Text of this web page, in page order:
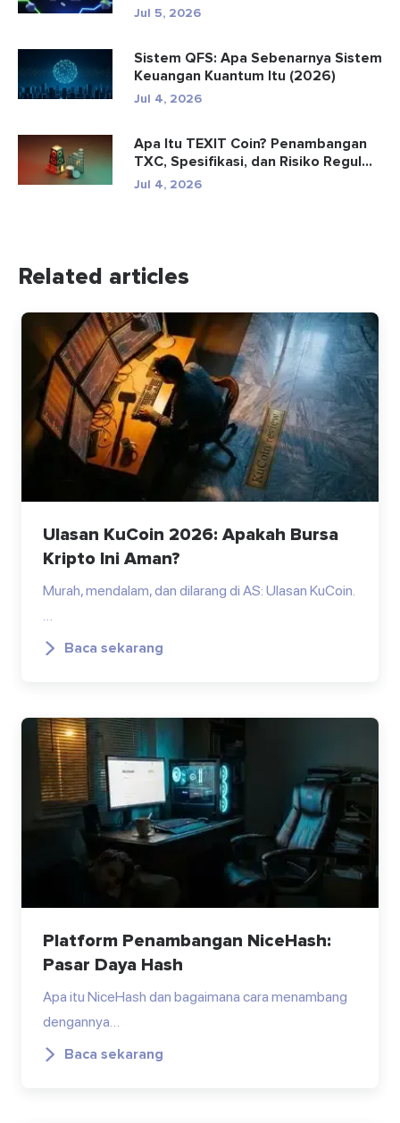
Jul 5, 2026
Sistem QFS: Apa Sebenarnya Sistem
Keuangan Kuantum Itu (2026)
Jul 4, 2026
Apa Itu TEXIT Coin? Penambangan
TXC, Spesifikasi, dan Risiko Regul...
Jul 4, 2026
Related articles
Ulasan KuCoin 2026: Apakah Bursa
Kripto Ini Aman?
Murah, mendalam, dan dilarang di AS: Ulasan KuCoin.
…
Baca sekarang
Platform Penambangan NiceHash:
Pasar Daya Hash
Apa itu NiceHash dan bagaimana cara menambang
dengannya…
Baca sekarang